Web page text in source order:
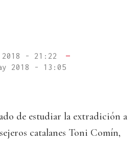
2018 - 21:22
—
2018 - 13:05
de estudiar la extradición a
catalanes Toni Comín,